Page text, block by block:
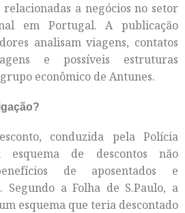
a negócios no setor
em Portugal. A publicação
analisam viagens, contatos
e possíveis estruturas
econômico de Antunes.
conduzida pela Polícia
de descontos não
de aposentados e
Segundo a Folha de S.Paulo, a
esquema que teria descontado